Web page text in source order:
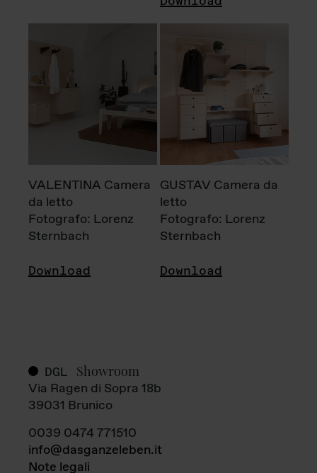
VALENTINA Camera
da letto
Fotografo: Lorenz
Sternbach
Download
GUSTAV Camera da
letto
Fotografo: Lorenz
Sternbach
Download
DGL Showroom
Via Ragen di Sopra 18b
39031 Brunico
0039 0474 771510
info@dasganzeleben.it
Note legali